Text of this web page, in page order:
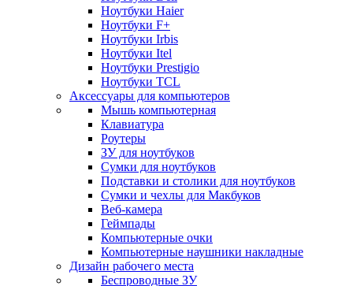
Ноутбуки Haier
Ноутбуки F+
Ноутбуки Irbis
Ноутбуки Itel
Ноутбуки Prestigio
Ноутбуки TCL
Аксессуары для компьютеров
Мышь компьютерная
Клавиатура
Роутеры
ЗУ для ноутбуков
Сумки для ноутбуков
Подставки и столики для ноутбуков
Сумки и чехлы для Макбуков
Веб-камера
Геймпады
Компьютерные очки
Компьютерные наушники накладные
Дизайн рабочего места
Беспроводные ЗУ